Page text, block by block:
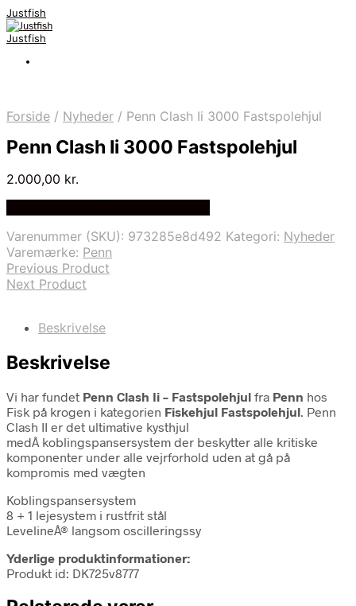
Justfish
Justfish
Forside / Nyheder / Penn Clash Ii 3000 Fastspolehjul
Penn Clash Ii 3000 Fastspolehjul
2.000,00 kr.
Varenummer (SKU): 973285e8d492 Kategori: Nyheder
Varemærke: Penn
Previous Product
Next Product
Beskrivelse
Beskrivelse
Vi har fundet Penn Clash Ii – Fastspolehjul fra Penn hos
Fisk på krogen i kategorien Fiskehjul Fastspolehjul. Penn
Clash II er det ultimative kysthjul
medÂ koblingspansersystem der beskytter alle kritiske
komponenter under alle vejrforhold uden at gå på
kompromis med vægten
Koblingspansersystem
8 + 1 lejesystem i rustfrit stål
LevelineÂ® langsom oscilleringssy
Yderlige produktinformationer:
Produkt id: DK725v8777